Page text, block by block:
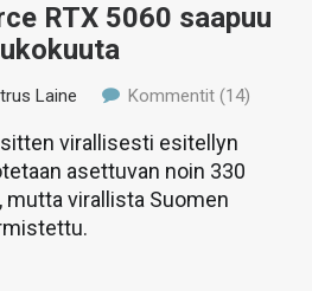
RTX 5060 saapuu
Laine Kommentit (14)
virallisesti esitellyn
asettuvan noin 330
mutta virallista Suomen